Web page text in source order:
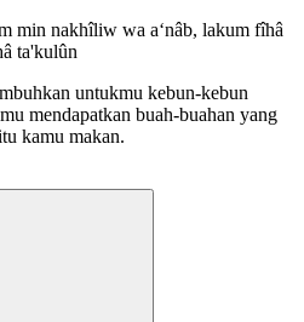
min nakhîliw wa a‘nâb, lakum fîhâ
ta'kulûn
untukmu kebun-kebun
mendapatkan buah-buahan yang
kamu makan.